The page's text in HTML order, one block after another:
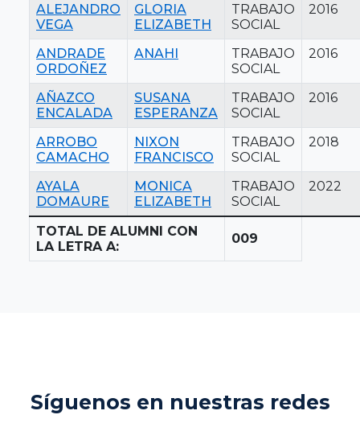
ALEJANDRO
VEGA
GLORIA
ELIZABETH
TRABAJO
SOCIAL
2016
ANDRADE
ORDOÑEZ
ANAHI
TRABAJO
SOCIAL
2016
AÑAZCO
ENCALADA
SUSANA
ESPERANZA
TRABAJO
SOCIAL
2016
ARROBO
CAMACHO
NIXON
FRANCISCO
TRABAJO
SOCIAL
2018
AYALA
DOMAURE
MONICA
ELIZABETH
TRABAJO
SOCIAL
2022
TOTAL DE ALUMNI CON
LA LETRA A:
009
Síguenos en nuestras redes